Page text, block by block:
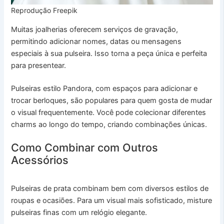
Reprodução Freepik
Muitas joalherias oferecem serviços de gravação,
permitindo adicionar nomes, datas ou mensagens
especiais à sua pulseira. Isso torna a peça única e perfeita
para presentear.
Pulseiras estilo Pandora, com espaços para adicionar e
trocar berloques, são populares para quem gosta de mudar
o visual frequentemente. Você pode colecionar diferentes
charms ao longo do tempo, criando combinações únicas.
Como Combinar com Outros
Acessórios
Pulseiras de prata combinam bem com diversos estilos de
roupas e ocasiões. Para um visual mais sofisticado, misture
pulseiras finas com um relógio elegante.